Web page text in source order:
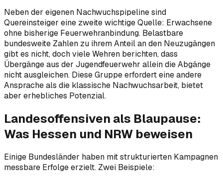
Neben der eigenen Nachwuchspipeline sind
Quereinsteiger eine zweite wichtige Quelle: Erwachsene
ohne bisherige Feuerwehranbindung. Belastbare
bundesweite Zahlen zu ihrem Anteil an den Neuzugängen
gibt es nicht, doch viele Wehren berichten, dass
Übergänge aus der Jugendfeuerwehr allein die Abgänge
nicht ausgleichen. Diese Gruppe erfordert eine andere
Ansprache als die klassische Nachwuchsarbeit, bietet
aber erhebliches Potenzial.
Landesoffensiven als Blaupause:
Was Hessen und NRW beweisen
Einige Bundesländer haben mit strukturierten Kampagnen
messbare Erfolge erzielt. Zwei Beispiele: